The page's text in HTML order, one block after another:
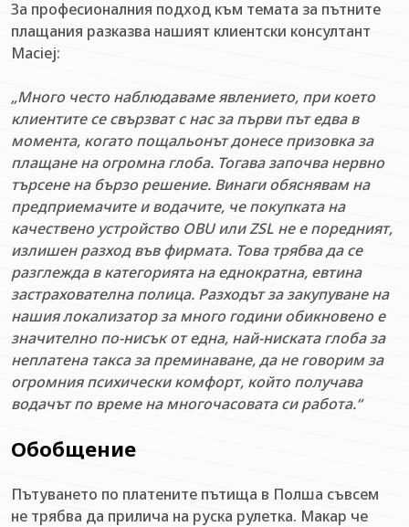
За професионалния подход към темата за пътните
плащания разказва нашият клиентски консултант
Maciej:
„Много често наблюдаваме явлението, при което
клиентите се свързват с нас за първи път едва в
момента, когато пощальонът донесе призовка за
плащане на огромна глоба. Тогава започва нервно
търсене на бързо решение. Винаги обяснявам на
предприемачите и водачите, че покупката на
качествено устройство OBU или ZSL не е поредният,
излишен разход във фирмата. Това трябва да се
разглежда в категорията на еднократна, евтина
застрахователна полица. Разходът за закупуване на
нашия локализатор за много години обикновено е
значително по-нисък от една, най-ниската глоба за
неплатена такса за преминаване, да не говорим за
огромния психически комфорт, който получава
водачът по време на многочасовата си работа.“
Обобщение
Пътуването по платените пътища в Полша съвсем
не трябва да прилича на руска рулетка. Макар че